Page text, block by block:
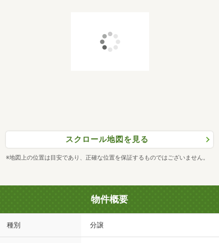
スクロール地図を見る
※地図上の位置は目安であり、正確な位置を保証するものではございません。
物件概要
種別 分譲